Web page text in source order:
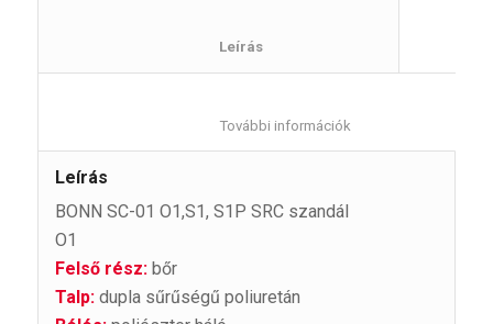
						Leírás
Leírás
BONN SC-01 O1,S1, S1P SRC szandál
O1
Felső rész:bőr
Talp:dupla sűrűségű poliuretán